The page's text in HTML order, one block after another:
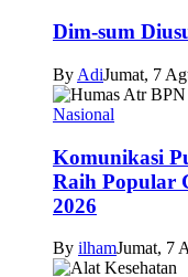
Dim-sum
By AdiJumat, 7
Nasional
Komunikasi
Raih Popular
2026
By ilhamJumat, 7